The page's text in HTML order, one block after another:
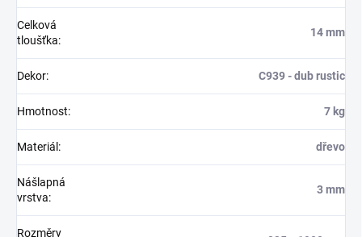
Celková
tloušťka:
14 mm
Dekor: C939 - dub rustic
Hmotnost: 7 kg
Materiál : dřevo
Nášlapná
vrstva:
3 mm
Rozměry